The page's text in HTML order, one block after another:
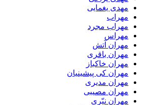
مهدی یغمایی
مهراب
مهراب مجرد
مهراس
مهران آتش
مهران باقری
مهران خاکباز
مهران کی پیشینیان
مهران مدیری
مهران مصیبی
مهران نیّری